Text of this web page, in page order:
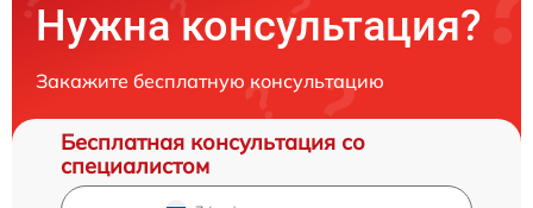
Нужна консультация?
Закажите бесплатную консультацию
Бесплатная консультация со
специалистом